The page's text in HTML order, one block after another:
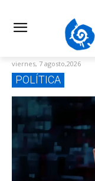
viernes, 7 agosto,2026
POLÍTICA